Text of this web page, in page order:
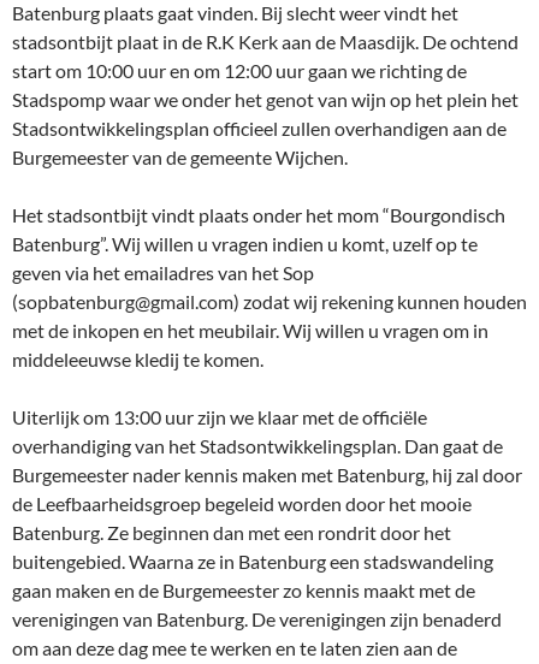
Batenburg plaats gaat vinden. Bij slecht weer vindt het
stadsontbijt plaat in de R.K Kerk aan de Maasdijk. De ochtend
start om 10:00 uur en om 12:00 uur gaan we richting de
Stadspomp waar we onder het genot van wijn op het plein het
Stadsontwikkelingsplan officieel zullen overhandigen aan de
Burgemeester van de gemeente Wijchen.
Het stadsontbijt vindt plaats onder het mom “Bourgondisch
Batenburg”. Wij willen u vragen indien u komt, uzelf op te
geven via het emailadres van het Sop
(sopbatenburg@gmail.com) zodat wij rekening kunnen houden
met de inkopen en het meubilair. Wij willen u vragen om in
middeleeuwse kledij te komen.
Uiterlijk om 13:00 uur zijn we klaar met de officiële
overhandiging van het Stadsontwikkelingsplan. Dan gaat de
Burgemeester nader kennis maken met Batenburg, hij zal door
de Leefbaarheidsgroep begeleid worden door het mooie
Batenburg. Ze beginnen dan met een rondrit door het
buitengebied. Waarna ze in Batenburg een stadswandeling
gaan maken en de Burgemeester zo kennis maakt met de
verenigingen van Batenburg. De verenigingen zijn benaderd
om aan deze dag mee te werken en te laten zien aan de